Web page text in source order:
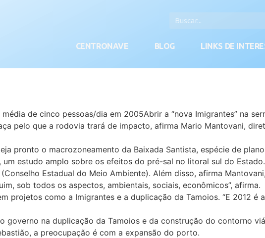
CENTRONAVE BLOG LINKS DE
de cinco pessoas/dia em 2005Abrir a “nova Imigrantes” na
pelo que a rodovia trará de impacto, afirma Mario Mantovani,
pronto o macrozoneamento da Baixada Santista, espécie de
estudo amplo sobre os efeitos do pré-sal no litoral sul do Estado.
Estadual do Meio Ambiente). Além disso, afirma
sob todos os aspectos, ambientais, sociais, econômicos”, afirma.
projetos como a Imigrantes e a duplicação da Tamoios. “E 2012
na duplicação da Tamoios e da construção do contorno
a preocupação é com a expansão do porto.